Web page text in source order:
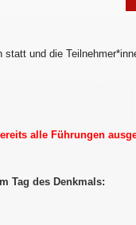
statt und die
alle Führungen
Tag des Denkmals: